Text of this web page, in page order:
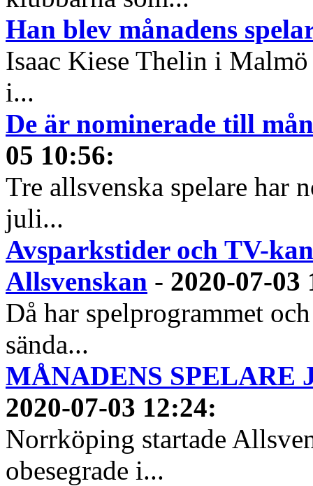
Han blev månadens
Isaac Kiese Thelin i
i...
De är nominerade till
05 10:56:
Tre allsvenska spelare har
juli...
Avsparkstider och TV-
Allsvenskan - 2020-07-03
Då har spelprogrammet
sända...
MÅNADENS SPELARE
2020-07-03 12:24:
Norrköping startade
obesegrade i...